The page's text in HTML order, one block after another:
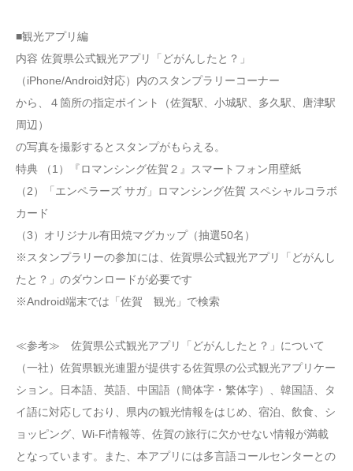
■観光アプリ編
内容 佐賀県公式観光アプリ「どがんしたと？」
（iPhone/Android対応）内のスタンプラリーコーナー
から、４箇所の指定ポイント（佐賀駅、小城駅、多久駅、唐津駅
周辺）
の写真を撮影するとスタンプがもらえる。
特典 （1）『ロマンシング佐賀２』スマートフォン用壁紙
（2）「エンペラーズ サガ」ロマンシング佐賀 スペシャルコラボ
カード
（3）オリジナル有田焼マグカップ（抽選50名）
※スタンプラリーの参加には、佐賀県公式観光アプリ「どがんし
たと？」のダウンロードが必要です
※Android端末では「佐賀 観光」で検索
≪参考≫ 佐賀県公式観光アプリ「どがんしたと？」について
（一社）佐賀県観光連盟が提供する佐賀県の公式観光アプリケー
ション。日本語、英語、中国語（簡体字・繁体字）、韓国語、タ
イ語に対応しており、県内の観光情報をはじめ、宿泊、飲食、シ
ョッピング、Wi-Fi情報等、佐賀の旅行に欠かせない情報が満載
となっています。また、本アプリには多言語コールセンターとの